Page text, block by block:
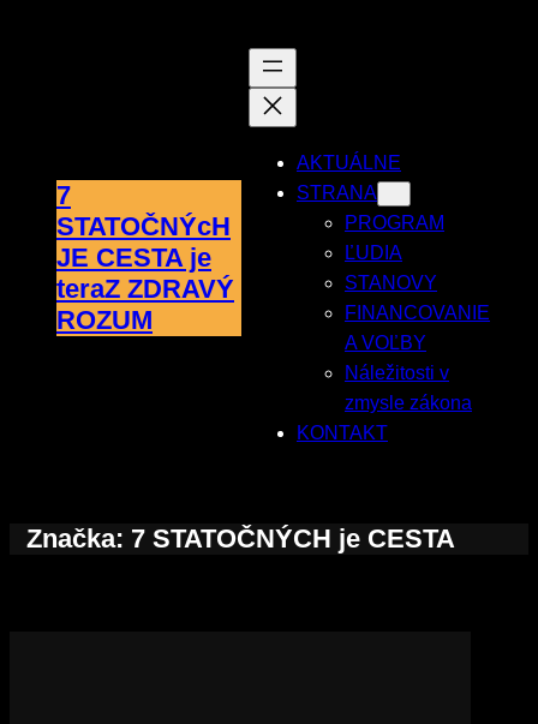
7
STATOČNÝcH
JE CESTA je
teraZ ZDRAVÝ
ROZUM
AKTUÁLNE
STRANA
PROGRAM
ĽUDIA
STANOVY
FINANCOVANIE
A VOĽBY
Náležitosti v
zmysle zákona
KONTAKT
Značka: 7 STATOČNÝCH je CESTA